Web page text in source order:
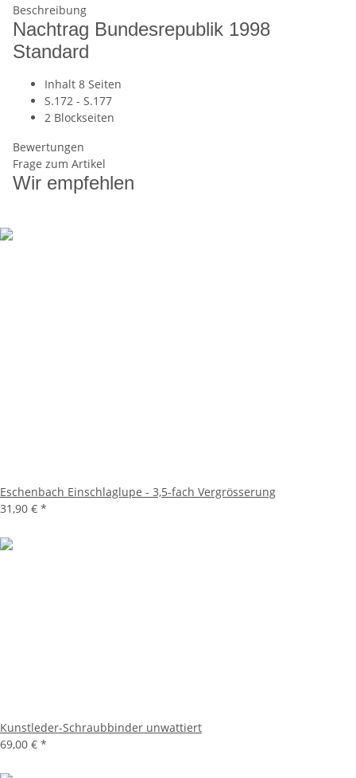
Beschreibung
Nachtrag Bundesrepublik 1998
Standard
Inhalt 8 Seiten
S.172 - S.177
2 Blockseiten
Bewertungen
Frage zum Artikel
Wir empfehlen
Eschenbach Einschlaglupe - 3,5-fach Vergrösserung
31,90 € *
Kunstleder-Schraubbinder unwattiert
69,00 € *